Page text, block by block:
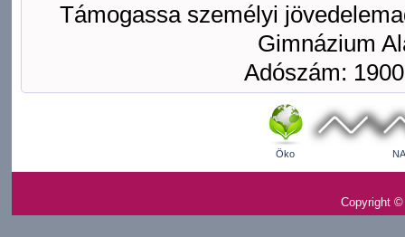
Támogassa személyi
Gimnázium
Adószám:
Öko
Copyright